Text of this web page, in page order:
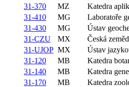
31-370
MZ
Katedra
31-410
MG
Laboratoře
31-430
MG
Ústav
31-CZU
MX
Česká
31-UJOP MX
Ústav
31-120
MB
Katedra
31-140
MB
Katedra
31-170
MB
Katedra